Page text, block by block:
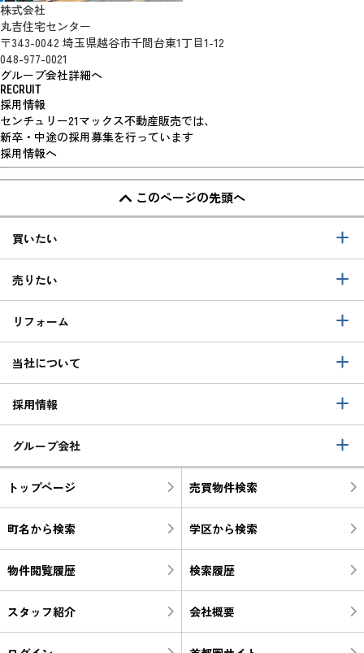
株式会社
丸吉住宅センター
〒343-0042 埼玉県越谷市千間台東1丁目1-12
048-977-0021
グループ会社詳細へ
RECRUIT
採用情報
センチュリー21マックス不動産販売では、
新卒・中途の採用募集を行っています
採用情報へ
このページの先頭へ
買いたい
売りたい
リフォーム
当社について
採用情報
グループ会社
トップページ 売買物件検索
町名から検索 学区から検索
物件閲覧履歴 検索履歴
スタッフ紹介 会社概要